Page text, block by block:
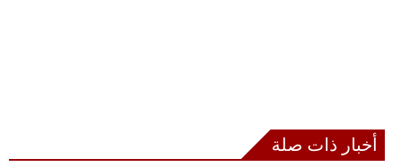
أخبار ذات صلة